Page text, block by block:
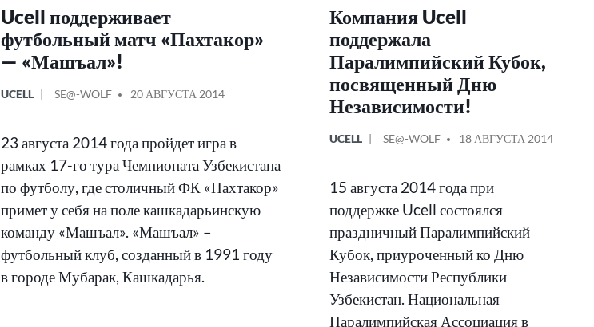
Ucell поддерживает
футбольный матч «Пахтакор»
— «Машъал»!
ОПУБЛИКОВАНО
UCELL
СООБЩЕНИЕ
SE@-WOLF 20 АВГУСТА 2014
23 августа 2014 года пройдет игра в
рамках 17-го тура Чемпионата Узбекистана
по футболу, где столичный ФК «Пахтакор»
примет у себя на поле кашкадарьинскую
команду «Машъал». «Машъал» –
футбольный клуб, созданный в 1991 году
в городе Мубарак, Кашкадарья.
Компания Ucell
поддержала
Паралимпийский Кубок,
посвященный Дню
Независимости!
ОПУБЛИКОВАНО
UCELL
СООБЩЕНИЕ
SE@-WOLF 18 АВГУСТА 2014
15 августа 2014 года при
поддержке Ucell состоялся
праздничный Паралимпийский
Кубок, приуроченный ко Дню
Независимости Республики
Узбекистан. Национальная
Паралимпийская Ассоциация в